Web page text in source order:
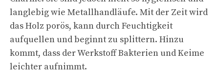
langlebig wie Metallhandläufe. Mit der Zeit wird
das Holz porös, kann durch Feuchtigkeit
aufquellen und beginnt zu splittern. Hinzu
kommt, dass der Werkstoff Bakterien und Keime
leichter aufnimmt.